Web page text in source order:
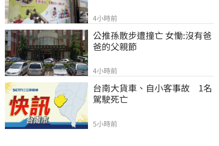
4小時前
公推孫散步遭撞亡 女慟:沒有爸
爸的父親節
4小時前
台南大貨車、自小客事故　1名
駕駛死亡
5小時前